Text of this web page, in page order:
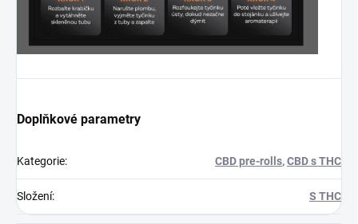
Doplňkové parametry
Kategorie: CBD pre-rolls,CBD s THC
Složení: S THC